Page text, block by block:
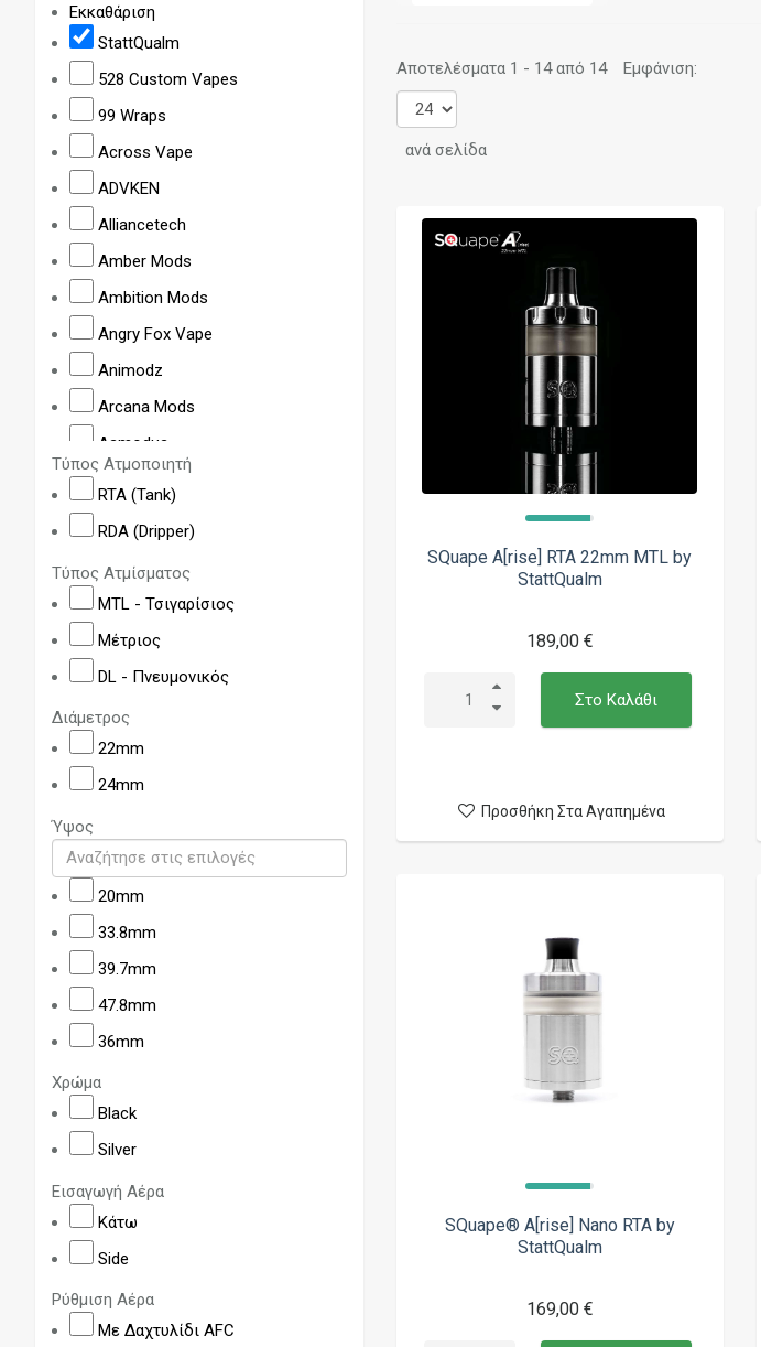
Εκκαθάριση
StattQualm
528 Custom Vapes
99 Wraps
Across Vape
ADVKEN
Alliancetech
Amber Mods
Ambition Mods
Angry Fox Vape
Animodz
Arcana Mods
Asmodus
Aspire
BB Vapes
Damn Vape
Deathwish Modz
Ennequadro Mods
Τύπος Ατμοποιητή
RTA (Tank)
RDA (Dripper)
Τύπος Ατμίσματος
MTL - Τσιγαρίσιος
Μέτριος
DL - Πνευμονικός
Διάμετρος
22mm
24mm
Ύψος
20mm
33.8mm
39.7mm
47.8mm
36mm
Χρώμα
Black
Silver
Εισαγωγή Αέρα
Κάτω
Side
Ρύθμιση Αέρα
Με Δαχτυλίδι AFC
Αποτελέσματα 1 - 14 από 14 Εμφάνιση:
ανά σελίδα
SQuape A[rise] RTA 22mm MTL by
StattQualm
189,00 €
Στο Καλάθι
Προσθήκη Στα Αγαπημένα
SQuape® A[rise] Nano RTA by
StattQualm
169,00 €